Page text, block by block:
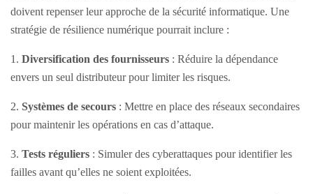
doivent repenser leur approche de la sécurité informatique. Une
stratégie de résilience numérique pourrait inclure :
1. Diversification des fournisseurs : Réduire la dépendance
envers un seul distributeur pour limiter les risques.
2. Systèmes de secours : Mettre en place des réseaux secondaires
pour maintenir les opérations en cas d’attaque.
3. Tests réguliers : Simuler des cyberattaques pour identifier les
failles avant qu’elles ne soient exploitées.